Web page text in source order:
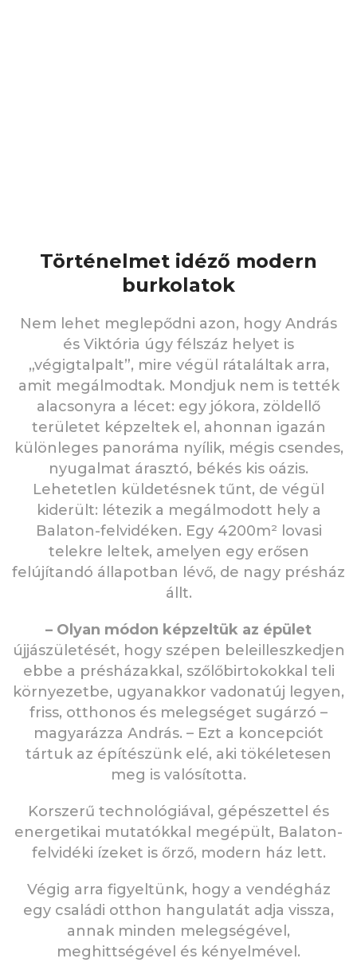
Történelmet idéző modern
burkolatok
Nem lehet meglepődni azon, hogy András
és Viktória úgy félszáz helyet is
„végigtalpalt”, mire végül rátaláltak arra,
amit megálmodtak. Mondjuk nem is tették
alacsonyra a lécet: egy jókora, zöldellő
területet képzeltek el, ahonnan igazán
különleges panoráma nyílik, mégis csendes,
nyugalmat árasztó, békés kis oázis.
Lehetetlen küldetésnek tűnt, de végül
kiderült: létezik a megálmodott hely a
Balaton-felvidéken. Egy 4200m² lovasi
telekre leltek, amelyen egy erősen
felújítandó állapotban lévő, de nagy présház
állt.
– Olyan módon képzeltük az épület
újjászületését, hogy szépen beleilleszkedjen
ebbe a présházakkal, szőlőbirtokokkal teli
környezetbe, ugyanakkor vadonatúj legyen,
friss, otthonos és melegséget sugárzó –
magyarázza András. – Ezt a koncepciót
tártuk az építészünk elé, aki tökéletesen
meg is valósította.
Korszerű technológiával, gépészettel és
energetikai mutatókkal megépült, Balaton-
felvidéki ízeket is őrző, modern ház lett.
Végig arra figyeltünk, hogy a vendégház
egy családi otthon hangulatát adja vissza,
annak minden melegségével,
meghittségével és kényelmével.